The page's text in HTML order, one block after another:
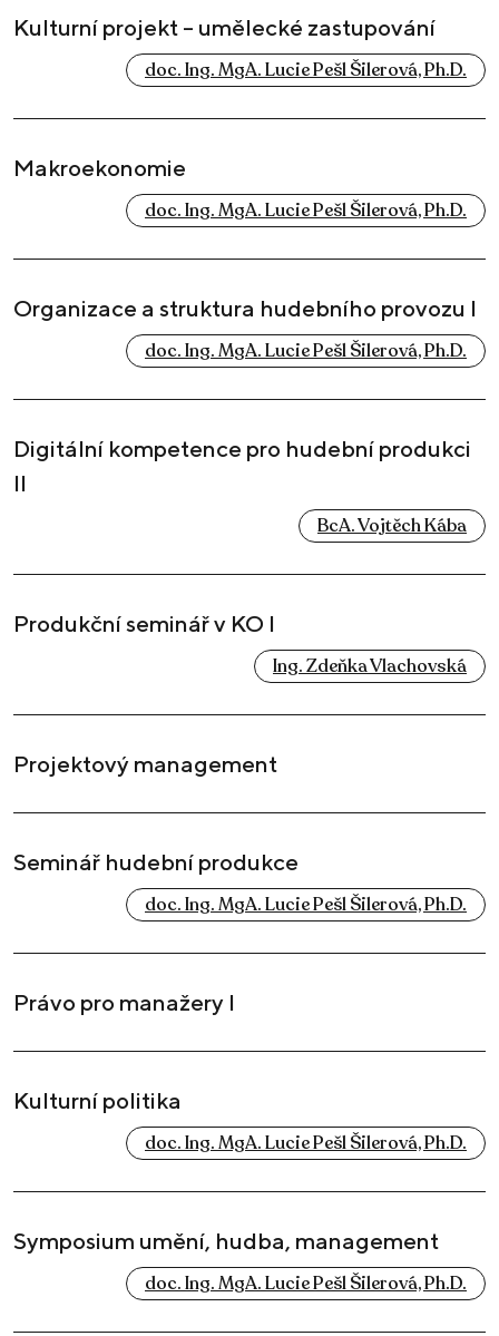
Kulturní projekt – umělecké zastupování
doc. Ing. MgA. Lucie Pešl Šilerová, Ph.D.
Makroekonomie
doc. Ing. MgA. Lucie Pešl Šilerová, Ph.D.
Organizace a struktura hudebního provozu I
doc. Ing. MgA. Lucie Pešl Šilerová, Ph.D.
Digitální kompetence pro hudební produkci
II
BcA. Vojtěch Kába
Produkční seminář v KO I
Ing. Zdeňka Vlachovská
Projektový management
Seminář hudební produkce
doc. Ing. MgA. Lucie Pešl Šilerová, Ph.D.
Právo pro manažery I
Kulturní politika
doc. Ing. MgA. Lucie Pešl Šilerová, Ph.D.
Symposium umění, hudba, management
doc. Ing. MgA. Lucie Pešl Šilerová, Ph.D.